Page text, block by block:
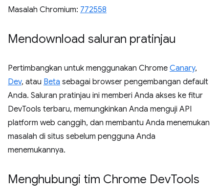
Masalah Chromium: 772558
Mendownload saluran pratinjau
Pertimbangkan untuk menggunakan Chrome Canary,
Dev, atau Beta sebagai browser pengembangan default
Anda. Saluran pratinjau ini memberi Anda akses ke fitur
DevTools terbaru, memungkinkan Anda menguji API
platform web canggih, dan membantu Anda menemukan
masalah di situs sebelum pengguna Anda
menemukannya.
Menghubungi tim Chrome DevTools